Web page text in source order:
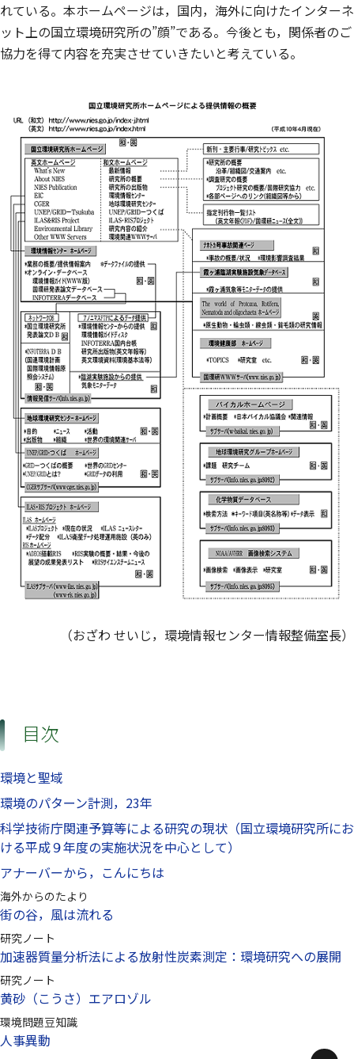
れている。本ホームページは，国内，海外に向けたインターネ
ット上の国立環境研究所の”顔”である。今後とも，関係者のご
協力を得て内容を充実させていきたいと考えている。
（おざわ せいじ，環境情報センター情報整備室長）
目次
環境と聖域
環境のパターン計測，23年
科学技術庁関連予算等による研究の現状（国立環境研究所にお
ける平成９年度の実施状況を中心として）
アナーバーから，こんにちは
海外からのたより
街の谷，風は流れる
研究ノート
加速器質量分析法による放射性炭素測定：環境研究への展開
研究ノート
黄砂（こうさ）エアロゾル
環境問題豆知識
人事異動